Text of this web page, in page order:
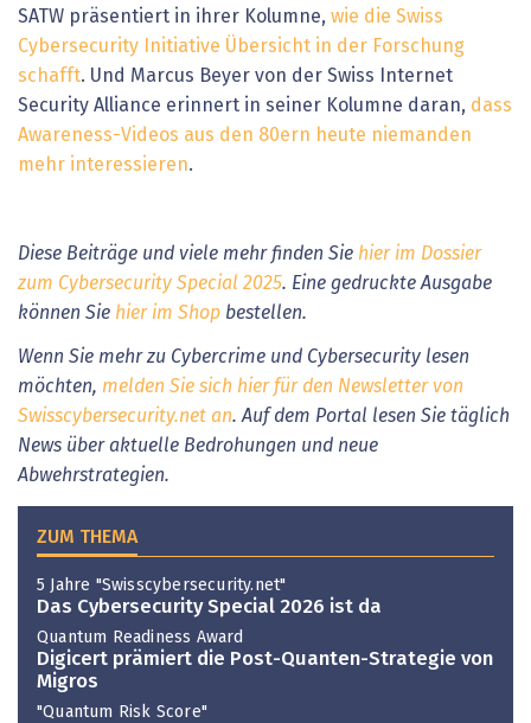
SATW präsentiert in ihrer Kolumne, wie die Swiss
Cybersecurity Initiative Übersicht in der Forschung
schafft. Und Marcus Beyer von der Swiss Internet
Security Alliance erinnert in seiner Kolumne daran, dass
Awareness-Videos aus den 80ern heute niemanden
mehr interessieren.
Diese Beiträge und viele mehr finden Sie hier im Dossier
zum Cybersecurity Special 2025. Eine gedruckte Ausgabe
können Sie hier im Shop bestellen.
Wenn Sie mehr zu Cybercrime und Cybersecurity lesen
möchten, melden Sie sich hier für den Newsletter von
Swisscybersecurity.net an. Auf dem Portal lesen Sie täglich
News über aktuelle Bedrohungen und neue
Abwehrstrategien.
ZUM THEMA
5 Jahre "Swisscybersecurity.net"
Das Cybersecurity Special 2026 ist da
Quantum Readiness Award
Digicert prämiert die Post-Quanten-Strategie von
Migros
"Quantum Risk Score"